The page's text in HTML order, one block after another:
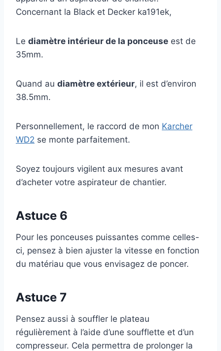
Concernant la Black et Decker ka191ek,
Le diamètre intérieur de la ponceuse est de
35mm.
Quand au diamètre extérieur, il est d’environ
38.5mm.
Personnellement, le raccord de mon Karcher
WD2 se monte parfaitement.
Soyez toujours vigilent aux mesures avant
d’acheter votre aspirateur de chantier.
Astuce 6
Pour les ponceuses puissantes comme celles-
ci, pensez à bien ajuster la vitesse en fonction
du matériau que vous envisagez de poncer.
Astuce 7
Pensez aussi à souffler le plateau
régulièrement à l’aide d’une soufflette et d’un
compresseur. Cela permettra de prolonger la